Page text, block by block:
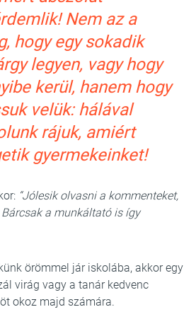
Nem az a
hogy egy sokadik
legyen, vagy hogy
kerül, hanem hogy
velük: hálával
rájuk, amiért
gyermekeinket!
“Jólesik olvasni a kommenteket,
a munkáltató is így
örömmel jár iskolába, akkor egy
virág vagy a tanár kedvenc
okoz majd számára.